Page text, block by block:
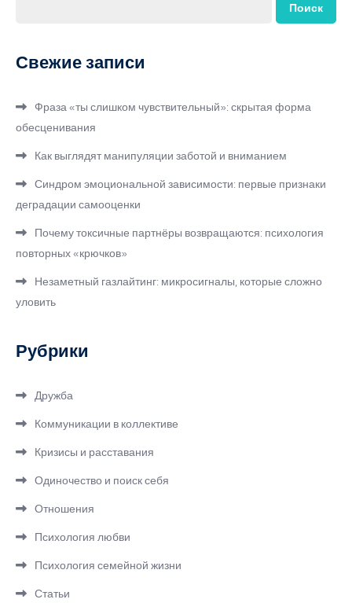
Поиск
Свежие записи
Фраза «ты слишком чувствительный»: скрытая форма
обесценивания
Как выглядят манипуляции заботой и вниманием
Синдром эмоциональной зависимости: первые признаки
деградации самооценки
Почему токсичные партнёры возвращаются: психология
повторных «крючков»
Незаметный газлайтинг: микросигналы, которые сложно
уловить
Рубрики
Дружба
Коммуникации в коллективе
Кризисы и расставания
Одиночество и поиск себя
Отношения
Психология любви
Психология семейной жизни
Статьи